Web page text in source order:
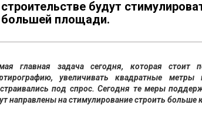
строительстве будут
большей площади.
главная задача сегодня, которая
увеличивать квадратные
под спрос. Сегодня те меры
направлены на стимулирование строить больше